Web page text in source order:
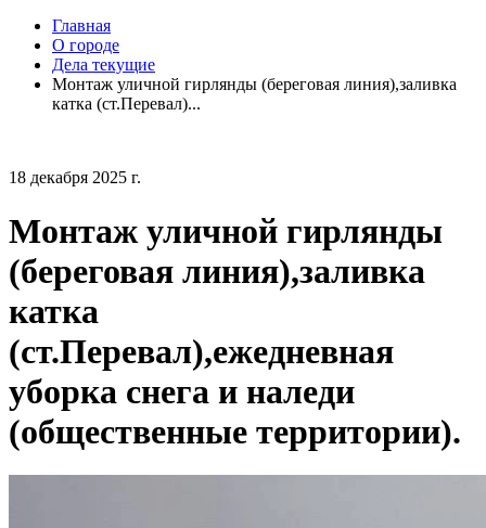
Главная
О городе
Дела текущие
Монтаж уличной гирлянды (береговая линия),заливка
катка (ст.Перевал)...
18 декабря 2025 г.
Монтаж уличной гирлянды
(береговая линия),заливка
катка
(ст.Перевал),ежедневная
уборка снега и наледи
(общественные территории).